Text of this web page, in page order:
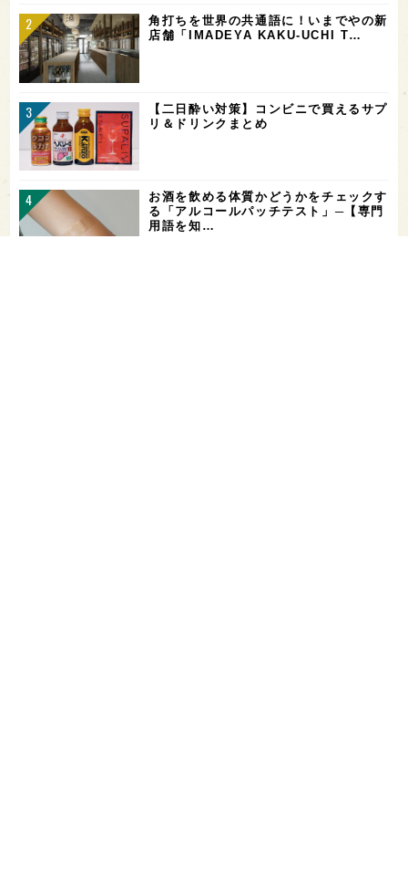
角打ちを世界の共通語に！いまでやの新
店舗「IMADEYA KAKU-UCHI T…
【二日酔い対策】コンビニで買えるサプ
リ＆ドリンクまとめ
お酒を飲める体質かどうかをチェックす
る「アルコールパッチテスト」─【専門
用語を知…